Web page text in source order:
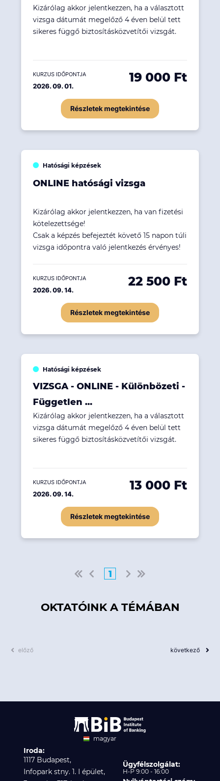
Kizárólag akkor jelentkezzen, ha a választott
vizsga dátumát megelőző 4 éven belül tett
sikeres függő biztosításközvetítői vizsgát.
KURZUS IDŐPONTJA
2026. 09. 01.
19 000 Ft
Részletek megtekintése
Hatósági képzések
ONLINE hatósági vizsga
Kizárólag akkor jelentkezzen, ha van fizetési
kötelezettsége!
Csak a képzés befejeztét követő 15 napon túli
vizsga időpontra való jelentkezés érvényes!
KURZUS IDŐPONTJA
2026. 09. 14.
22 500 Ft
Részletek megtekintése
Hatósági képzések
VIZSGA - ONLINE - Különbözeti -
Független ...
Kizárólag akkor jelentkezzen, ha a választott
vizsga dátumát megelőző 4 éven belül tett
sikeres függő biztosításközvetítői vizsgát.
KURZUS IDŐPONTJA
2026. 09. 14.
13 000 Ft
Részletek megtekintése
1
OKTATÓINK A TÉMÁBAN
előző következő
magyar
Iroda:
1117 Budapest,
Infopark stny. 1. I épület,
Ügyfélszolgálat:
H-P 9:00 - 16:00